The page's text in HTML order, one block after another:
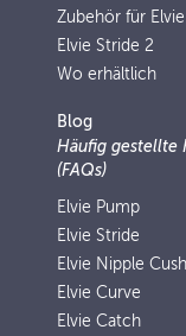
Zubehör für
Elvie Stride 2
Wo erhältlich
Blog
Häufig gestellte
(FAQs)
Elvie Pump
Elvie Stride
Elvie Nipple
Elvie Curve
Elvie Catch